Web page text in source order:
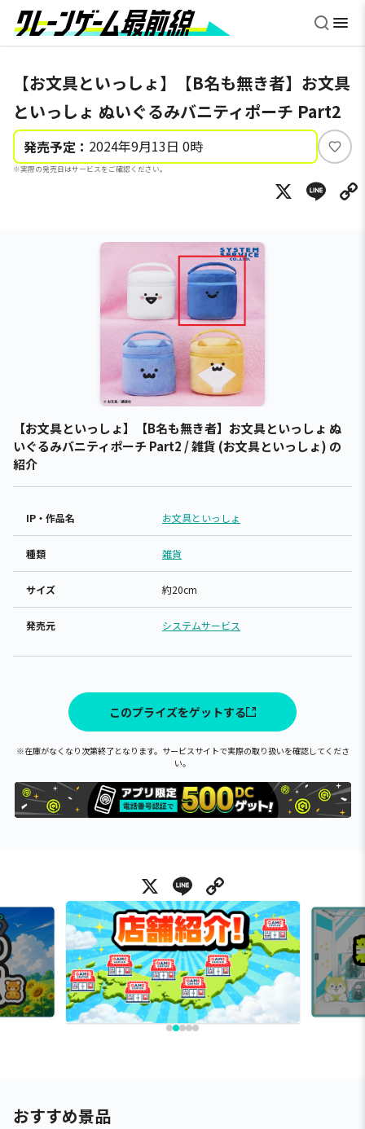
【お文具といっしょ】【B名も無き者】お文具
といっしょ ぬいぐるみバニティポーチ Part2
発売予定： 2024年9月13日 0時
※実際の発売日はサービスをご確認ください。
い
ね
X
【お文具といっしょ】【B名も無き者】お文具といっしょ ぬ
いぐるみバニティポーチ Part2 / 雑貨 (お文具といっしょ) の
紹介
IP・作品名 お文具といっしょ
種類 雑貨
サイズ 約20cm
発売元 システムサービス
このプライズをゲットする
※在庫がなくなり次第終了となります。サービスサイトで実際の取り扱いを確認してくださ
い。
X Line
おすすめ景品